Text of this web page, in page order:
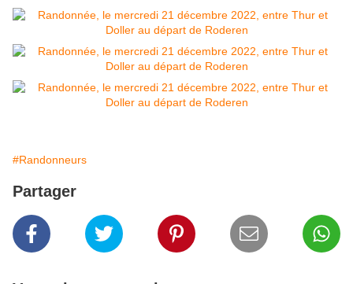
#Randonneurs
Partager